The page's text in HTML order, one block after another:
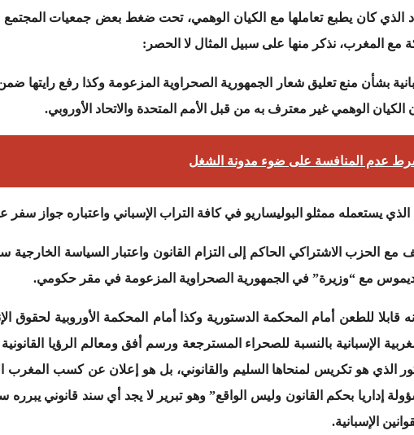
كان يطبع تعاملها مع الكيان الوهمي، تحت ضغط بعض جمعيات المجتمع
مع المغرب، نذكر منها على سبيل المثال لا الحصر:
بشأن منع تعليق شعار الجمهورية الصحراوية المزعومة وكذا رفع رايتها ضمن
عدم المنافسة على ضوء مدونة الشغل
يستعمله ممثلو البوليساريو في كافة التراب الإسباني واعتباره جواز سفر
الاشتراكي الحاكم إلى التزام القانون واعتبار السياسة الخارجية
مع “وزيرة” في الجمهورية الصحراوية المزعومة في مقر حكومي.
قابلا للطعن أمام المحكمة الدستورية وكذا أمام المحكمة الأوروبية لحقوق
الإسبانية بالنسبة للصحراء المسترجعة ورسم أفق ومعالم الرؤيا
الذي هو تكريس لمنحاها السليم والقانوني، بل هو إعلان عن كسب المغرب
إداريا بحكم القانون وليس الواقع” وهو تبرير لا يجد أي سند قانوني يبرره
الإسبانية.